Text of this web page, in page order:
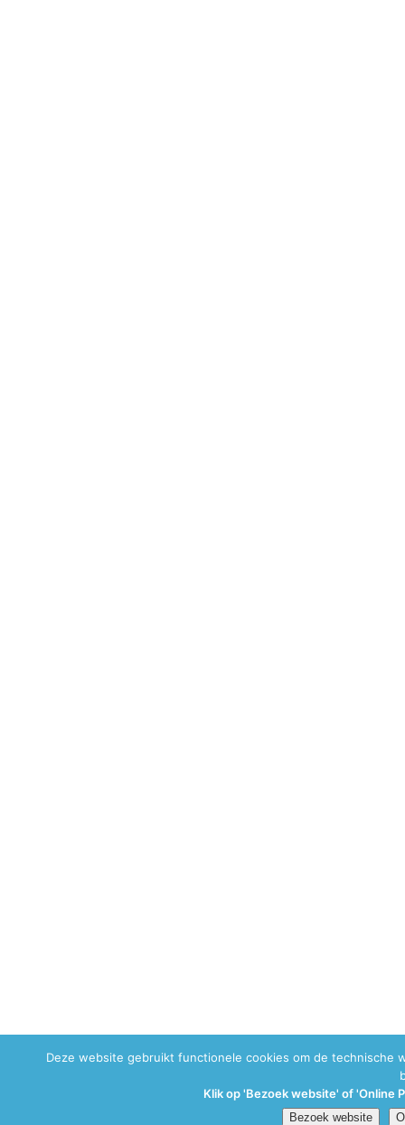
Deze website gebruikt functionele cookies om de technische
Klik op 'Bezoek website' of 'Online
Bezoek website